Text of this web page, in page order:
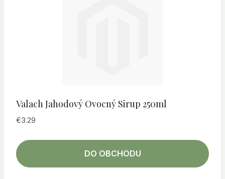
Valach Jahodový Ovocný Sirup 250ml
€3.29
DO OBCHODU